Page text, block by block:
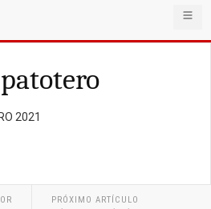
2021
PRÓXIMO ARTÍCULO